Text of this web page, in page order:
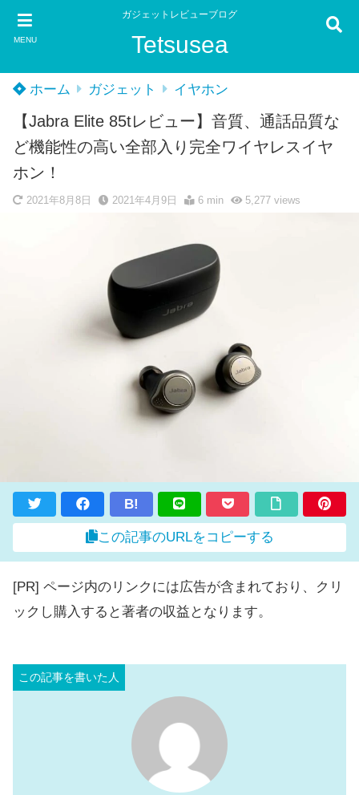
MENU
ガジェットレビューブログ
Tetsusea
ホーム ガジェット イヤホン
【Jabra Elite 85tレビュー】音質、通話品質な
ど機能性の高い全部入り完全ワイヤレスイヤ
ホン！
2021年8月8日 2021年4月9日 6 min 5,277 views
B!
この記事のURLをコピーする
[PR] ページ内のリンクには広告が含まれており、クリ
ックし購入すると著者の収益となります。